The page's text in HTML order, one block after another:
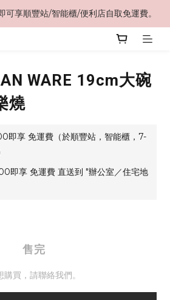
享順豐站/智能櫃/便利店自取免運費。
WARE 19cm大碗
燒
即享 免運費（於順豐站，智能櫃，7-
即享 免運費 直送到 "辦公室／住宅地
售完
購買，請聯絡我們。